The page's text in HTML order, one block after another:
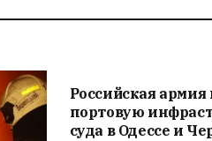
Российская армия
портовую
суда в Одессе и